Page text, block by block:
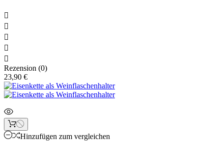





Rezension (0)
23,90 €
Hinzufügen zum vergleichen